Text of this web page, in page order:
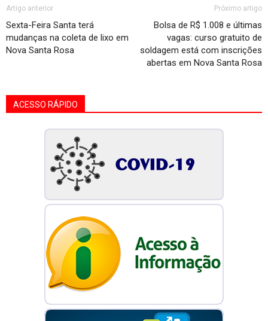
Artigo anterior
Sexta-Feira Santa terá
mudanças na coleta de lixo em
Nova Santa Rosa
Próximo artigo
Bolsa de R$ 1.008 e últimas
vagas: curso gratuito de
soldagem está com inscrições
abertas em Nova Santa Rosa
ACESSO RÁPIDO